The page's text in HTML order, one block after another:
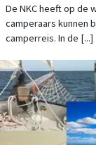
De NKC heeft op de
camperaars kunnen
camperreis. In de [...]